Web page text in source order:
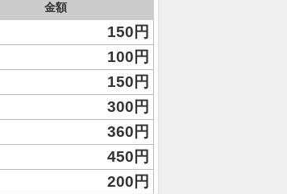
金額
150円
100円
150円
300円
360円
450円
200円